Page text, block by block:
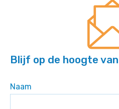
Blijf op de hoogte
Naam